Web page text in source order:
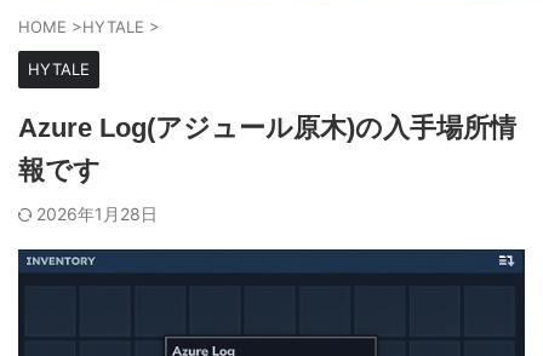
HOME >HYTALE >
HYTALE
Azure Log(アジュール原木)の入手場所情
報です
2026年1月28日